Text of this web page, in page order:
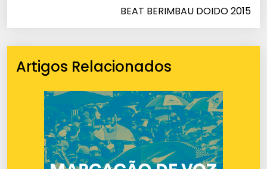
BEAT BERIMBAU DOIDO 2015
Artigos Relacionados